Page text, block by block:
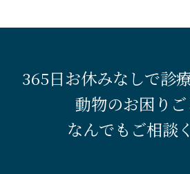
365日お休みなしで診
動物のお困り
なんでもご相談